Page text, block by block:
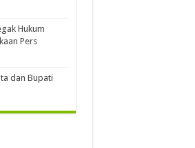
Hukum
Pers
dan Bupati